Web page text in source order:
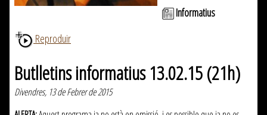
Informatius
Reproduir
Butlletins informatius 13.02.15 (21h)
Divendres, 13 de Febrer de 2015